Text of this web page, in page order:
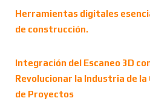
Herramientas digitales
de construcción.
Integración del Escaneo 3D
Revolucionar la Industria de
de Proyectos